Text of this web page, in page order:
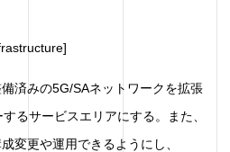
済みの5G/SAネットワークを拡張
るサービスエリアにする。また、
変更や運用できるようにし、